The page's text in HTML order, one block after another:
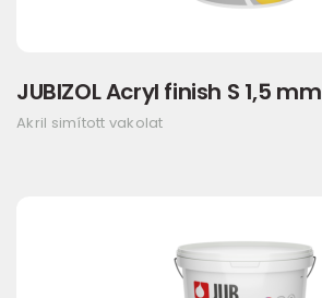
JUBIZOL Acryl finish S 1,5 mm
Akril simított vakolat